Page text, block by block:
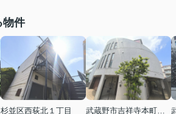
物件
杉並区西荻北１丁目
武蔵野市吉祥寺本町２丁目